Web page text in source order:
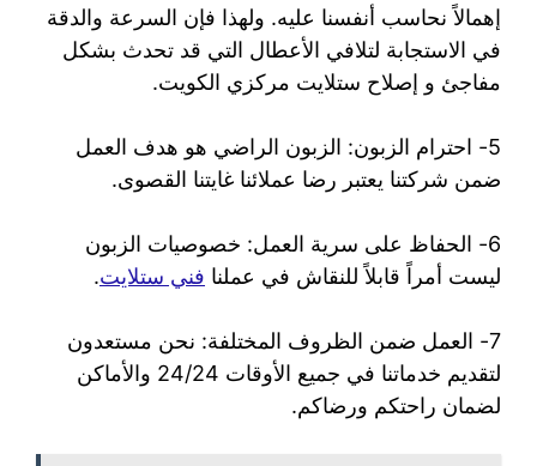
إهمالاً نحاسب أنفسنا عليه. ولهذا فإن السرعة والدقة
في الاستجابة لتلافي الأعطال التي قد تحدث بشكل
مفاجئ و إصلاح ستلايت مركزي الكويت.
5- احترام الزبون: الزبون الراضي هو هدف العمل
ضمن شركتنا يعتبر رضا عملائنا غايتنا القصوى.
6- الحفاظ على سرية العمل: خصوصيات الزبون
ليست أمراً قابلاً للنقاش في عملنا فني ستلايت.
7- العمل ضمن الظروف المختلفة: نحن مستعدون
لتقديم خدماتنا في جميع الأوقات 24/24 والأماكن
لضمان راحتكم ورضاكم.